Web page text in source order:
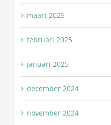
maart 2025
februari 2025
januari 2025
december 2024
november 2024